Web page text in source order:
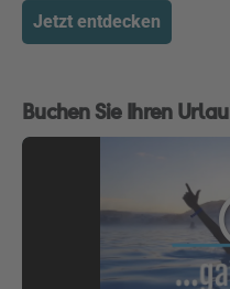
Jetzt entdecken
Buchen Sie Ihren